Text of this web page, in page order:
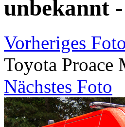
unbekannt
Vorheriges Foto
Toyota
Nächstes Foto